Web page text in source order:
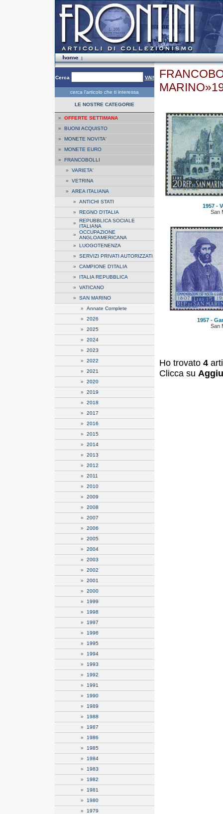
Cerca VAI!
cerca l'articolo che ti interessa
LE NOSTRE CATEGORIE
» OFFERTE SETTIMANA
» BUONI ACQUISTO
» MONETE NOVITA'
» MONETE EURO
» FRANCOBOLLI
» VARIETA'
» VETRINA
» AREA ITALIANA
» ANTICHI STATI
» REGNO D'ITALIA
» REPUBBLICA SOCIALE
ITALIANA
» OCCUPAZIONE
ANGLOAMERICANA
» LUOGOTENENZA
» SERVIZI PRIVATI AUTORIZZATI
» CAMPIONE D'ITALIA
» ITALIA REPUBBLICA
» VATICANO
» SAN MARINO
» Annate Complete
» 2026
» 2025
» 2024
» 2023
» 2022
» 2021
» 2020
» 2019
» 2018
» 2017
» 2016
» 2015
» 2014
» 2013
» 2012
» 2011
» 2010
» 2009
» 2008
» 2007
» 2006
» 2005
» 2004
» 2003
» 2002
» 2001
» 2000
» 1999
» 1998
» 1997
» 1996
» 1995
» 1994
» 1993
» 1992
» 1991
» 1990
» 1989
» 1988
» 1987
» 1986
» 1985
» 1984
» 1983
» 1982
» 1981
» 1980
» 1979
1957 -
San
1957 -
San
Ho trovato 4
Clicca su